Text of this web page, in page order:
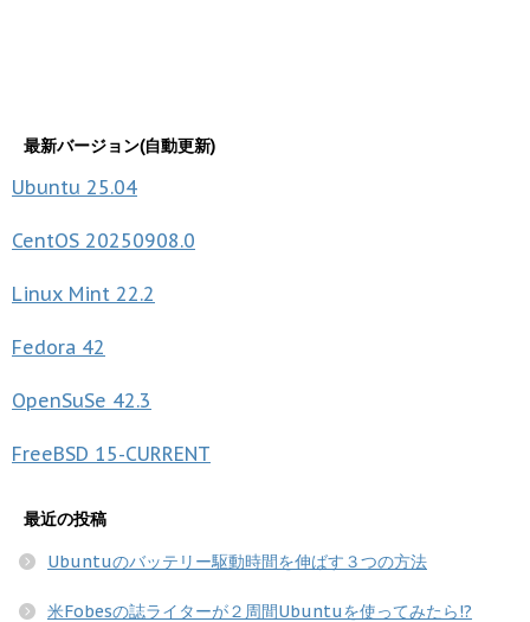
最新バージョン(自動更新)
Ubuntu 25.04
CentOS 20250908.0
Linux Mint 22.2
Fedora 42
OpenSuSe 42.3
FreeBSD 15-CURRENT
最近の投稿
Ubuntuのバッテリー駆動時間を伸ばす３つの方法
米Fobesの誌ライターが２周間Ubuntuを使ってみたら!?